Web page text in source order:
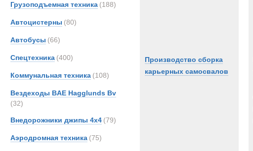
Грузоподъемная техника (188)
Автоцистерны (80)
Автобусы (66)
Спецтехника (400)
Коммунальная техника (108)
Вездеходы BAE Hagglunds Bv
(32)
Внедорожники джипы 4х4 (79)
Аэродромная техника (75)
Iveco
Производство сборка
карьерных самосвалов